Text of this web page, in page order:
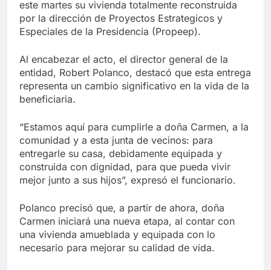
este martes su vivienda totalmente reconstruida
por la dirección de Proyectos Estrategicos y
Especiales de la Presidencia (Propeep).
Al encabezar el acto, el director general de la
entidad, Robert Polanco, destacó que esta entrega
representa un cambio significativo en la vida de la
beneficiaria.
“Estamos aquí para cumplirle a doña Carmen, a la
comunidad y a esta junta de vecinos: para
entregarle su casa, debidamente equipada y
construida con dignidad, para que pueda vivir
mejor junto a sus hijos”, expresó el funcionario.
Polanco precisó que, a partir de ahora, doña
Carmen iniciará una nueva etapa, al contar con
una vivienda amueblada y equipada con lo
necesario para mejorar su calidad de vida.